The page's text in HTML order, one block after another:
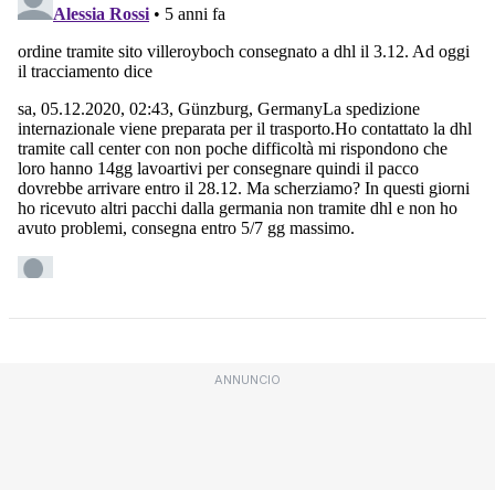
ANNUNCIO